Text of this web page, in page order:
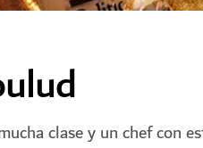
clase y un chef con